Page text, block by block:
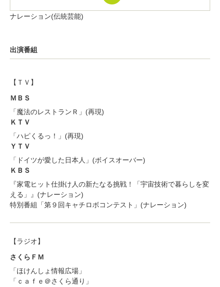
ナレーション(伝統芸能)
出演番組
【ＴＶ】
ＭＢＳ
「魔法のレストランＲ」(再現)
ＫＴＶ
「ハピくるっ！」(再現)
ＹＴＶ
「ドイツが愛した日本人」(ボイスオーバー)
ＫＢＳ
『家電ヒット仕掛け人の新たなる挑戦！「宇宙技術で暮らしを変
える」』(ナレーション)
特別番組「第９回キャチロボコンテスト」(ナレーション)
【ラジオ】
さくらＦＭ
「ほけんしょ情報広場」
「ｃａｆｅ＠さくら通り」